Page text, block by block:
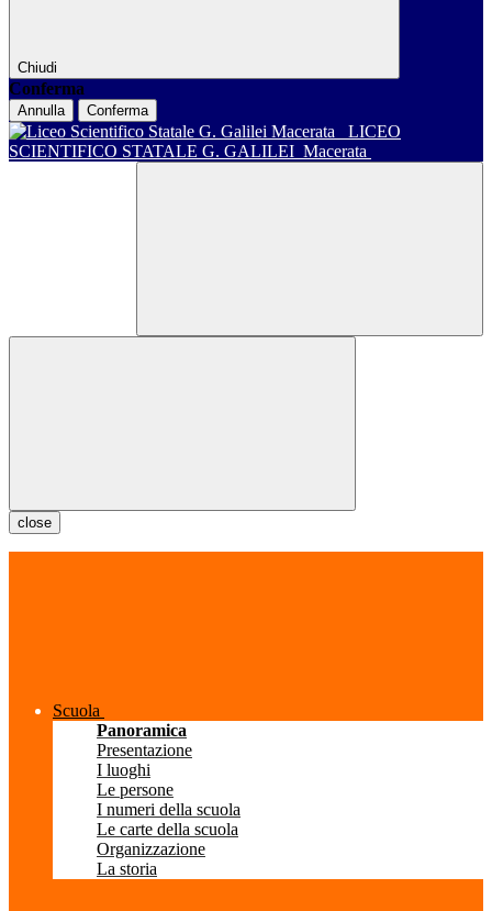
Chiudi
Conferma
Annulla Conferma
LICEO
SCIENTIFICO STATALE G. GALILEI Macerata
close
Scuola
Panoramica
Presentazione
I luoghi
Le persone
I numeri della scuola
Le carte della scuola
Organizzazione
La storia